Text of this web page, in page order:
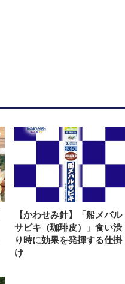
【かわせみ針】「船メバル
サビキ（珈琲皮）」食い渋
り時に効果を発揮する仕掛
け